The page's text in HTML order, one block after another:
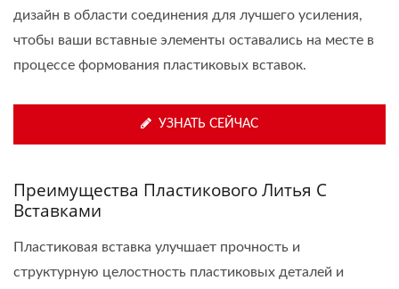
дизайн в области соединения для лучшего усиления,
чтобы ваши вставные элементы оставались на месте в
процессе формования пластиковых вставок.
УЗНАТЬ СЕЙЧАС
Преимущества Пластикового Литья С
Вставками
Пластиковая вставка улучшает прочность и
структурную целостность пластиковых деталей и